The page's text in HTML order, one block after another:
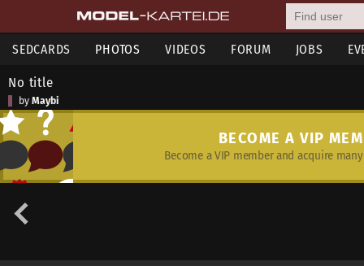
SEDCARDS PHOTOS VIDEOS FORUM JOBS
No title
by Maybi
BECOME A VIP
Become a VIP member and acquire